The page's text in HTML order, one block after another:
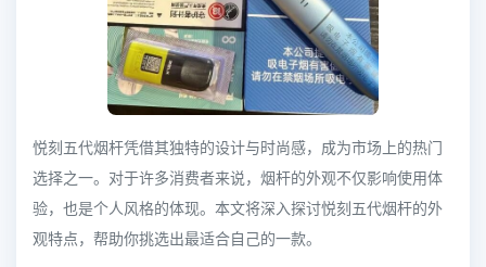
悦刻五代烟杆凭借其独特的设计与时尚感，成为市场上的热门
选择之一。对于许多消费者来说，烟杆的外观不仅影响使用体
验，也是个人风格的体现。本文将深入探讨悦刻五代烟杆的外
观特点，帮助你挑选出最适合自己的一款。